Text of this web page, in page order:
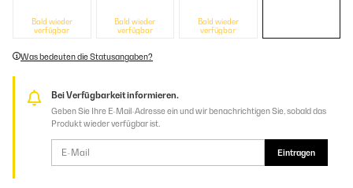
Bald wieder
verfügbar
Bald wieder
verfügbar
Bald wieder
verfügbar
Was bedeuten die Statusangaben?
Bei Verfügbarkeit informieren.
Geben Sie Ihre E-Mail-Adresse ein und wir benachrichtigen Sie, sobald das
Produkt wieder verfügbar ist.
Eintragen